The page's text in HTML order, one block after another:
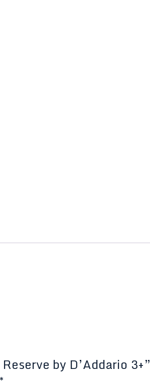
by D’Addario 3+”
*